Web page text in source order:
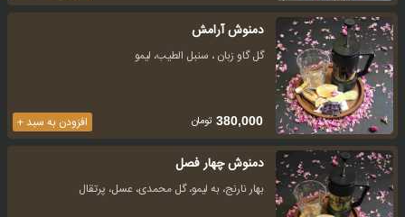
دمنوش آرامش
گل گاو زبان ، سنبل الطیب، لیمو
افزودن به سبد + 380,000 تومان
دمنوش چهار فصل
بهار نارنج، به لیمو، گل محمدی، عسل، پرتقال